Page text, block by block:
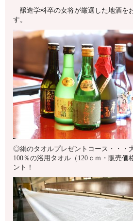
醸造学科卒の女将が厳選した地酒を
す。
◎絹のタオルプレゼントコース・・・
100％の浴用タオル（120ｃｍ・販売価
ント！